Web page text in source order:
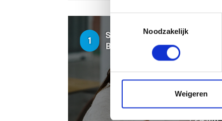
Toestemmingsselectie
Noodzakelijk
Weigeren
1
SOLLICITATIE
BEOORDELEN